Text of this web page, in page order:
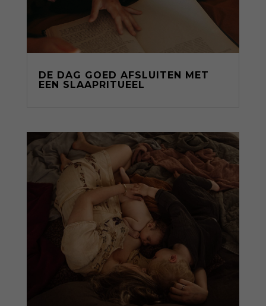
DE DAG GOED AFSLUITEN MET
EEN SLAAPRITUEEL